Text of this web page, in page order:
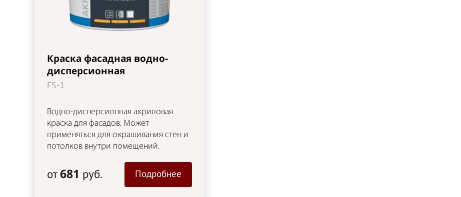
Краска фасадная водно-
дисперсионная
FS-1
Водно-дисперсионная акриловая
краска для фасадов. Может
применяться для окрашивания стен и
потолков внутри помещений.
от 681 руб. Подробнее